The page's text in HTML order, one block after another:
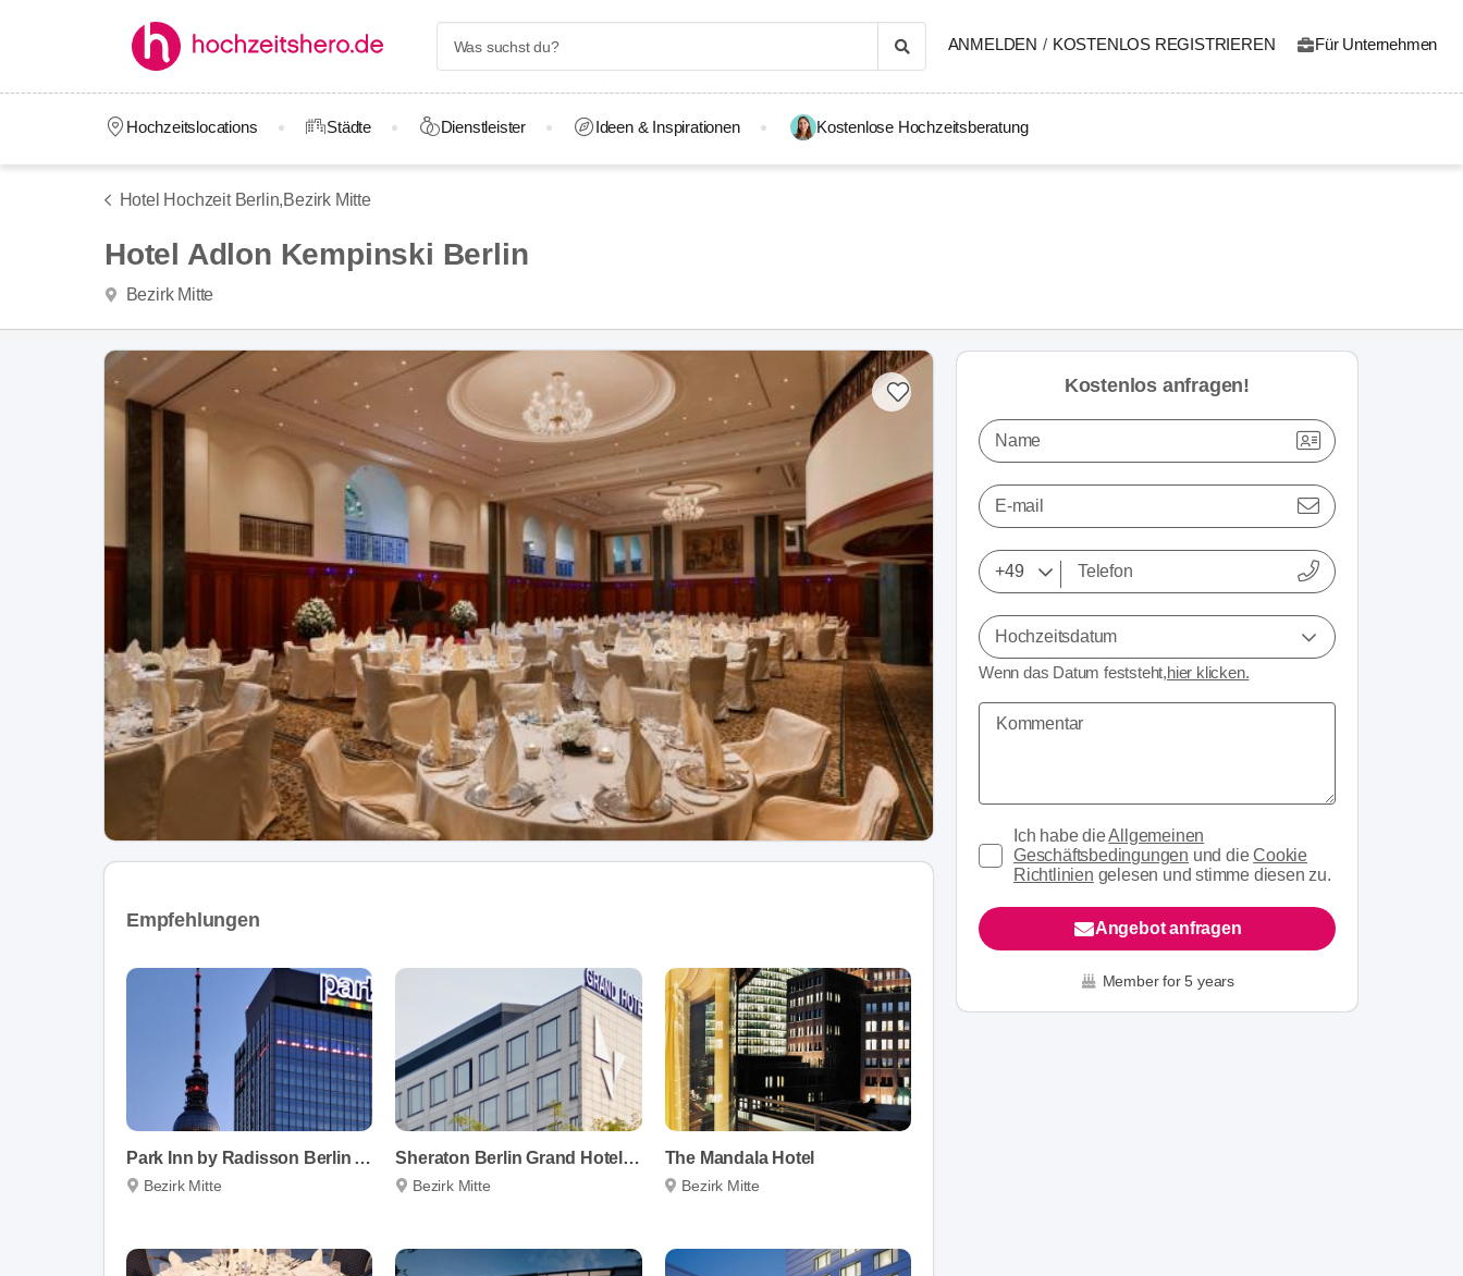
ANMELDEN / KOSTENLOS REGISTRIEREN Für Unternehmen
Hochzeitslocations Städte Dienstleister Ideen & Inspirationen Kostenlose Hochzeitsberatung
Hotel Hochzeit Berlin,Bezirk Mitte
Hotel Adlon Kempinski Berlin
Bezirk Mitte
Empfehlungen
Park Inn by Radisson Berlin Alexanderplatz
Bezirk Mitte
Sheraton Berlin Grand Hotel Esplanade
Bezirk Mitte
The Mandala Hotel
Bezirk Mitte
Kostenlos anfragen!
Name
E-mail
Hochzeitsdatum
Wenn das Datum feststeht,hier klicken.
Ich habe dieAllgemeinen
Geschäftsbedingungen und dieCookie
Richtlinien gelesen und stimme diesen zu.
Angebot anfragen
Member for 5 years